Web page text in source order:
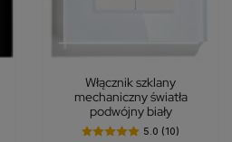
Włącznik szklany
mechaniczny światła
podwójny biały
5.0 (10)